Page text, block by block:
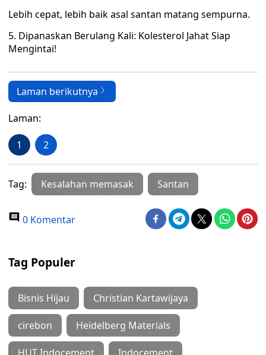
Lebih cepat, lebih baik asal santan matang sempurna.
5. Dipanaskan Berulang Kali: Kolesterol Jahat Siap
Mengintai!
Laman berikutnya
Laman:
1 2
Tag: Kesalahan memasak Santan
0 Komentar
Tag Populer
Bisnis Hijau Christian Kartawijaya
cirebon Heidelberg Materials